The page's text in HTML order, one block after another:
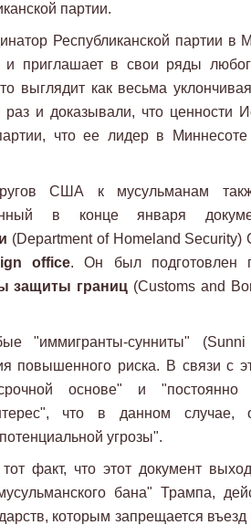
партии.
Республиканской партии в
и приглашает в свои ряды
выглядит как весьма
и доказывали, что ценности
что ее лидер в
США к мусульманам
в конце января
(Department of Homeland
office. Он был подготовлен
защиты границ (Customs and
"иммигранты-сунниты" (Sunni
повышенного риска. В связи с
основе" и "постоянно
что в данном случае,
угрозы".
факт, что этот документ
бана" Трампа,
которым запрещается